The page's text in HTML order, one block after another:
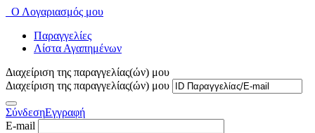
Ο Λογαριασμός μου
Παραγγελίες
Λίστα Αγαπημένων
Διαχείριση της παραγγελίας(ών) μου
Διαχείριση της παραγγελίας(ών) μου
ΣύνδεσηΕγγραφή
E-mail